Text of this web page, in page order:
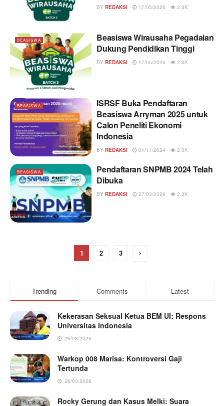
BY REDAKSI 17/05/2026 2.3K
BEASISWA
Beasiswa Wirausaha Pegadaian
Dukung Pendidikan Tinggi
BY REDAKSI 17/05/2026 2.3K
BEASISWA
ISRSF Buka Pendaftaran
Beasiswa Arryman 2025 untuk
Calon Peneliti Ekonomi
Indonesia
BY REDAKSI 01/11/2024 2.3K
BEASISWA
Pendaftaran SNPMB 2024 Telah
Dibuka
BY REDAKSI 27/03/2026 2.3K
1 2 3
Trending Comments Latest
Kekerasan Seksual Ketua BEM UI: Respons
Universitas Indonesia
26/03/2026
Warkop 008 Marisa: Kontroversi Gaji
Tertunda
26/03/2026
Rocky Gerung dan Kasus Melki: Suara